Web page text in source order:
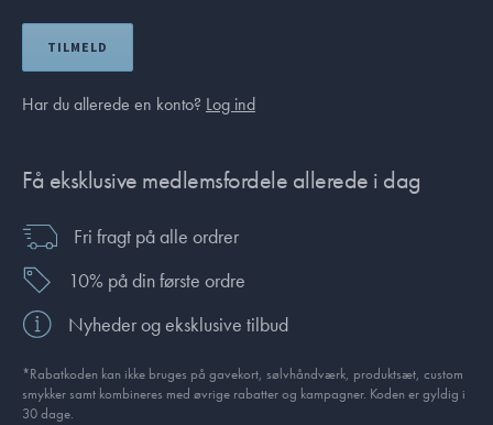
TILMELD
Har du allerede en konto? Log ind
Få eksklusive medlemsfordele allerede i dag
Fri fragt på alle ordrer
10% på din første ordre
Nyheder og eksklusive tilbud
*Rabatkoden kan ikke bruges på gavekort, sølvhåndværk, produktsæt, custom
smykker samt kombineres med øvrige rabatter og kampagner. Koden er gyldig i
30 dage.